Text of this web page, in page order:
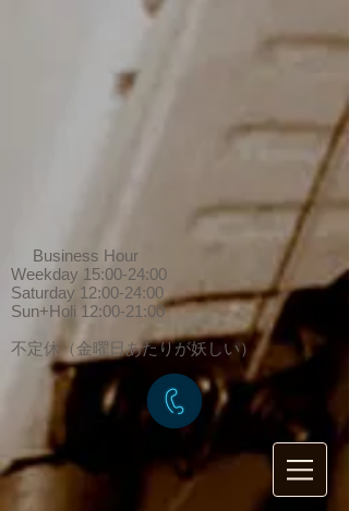
Business Hour
Weekday 15:00-24:00
Saturday 12:00-24:00
Sun+Holi 12:00-21:00
​不定休（金曜日あたりが妖しい）